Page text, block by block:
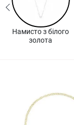
Намисто з бiлого
золота